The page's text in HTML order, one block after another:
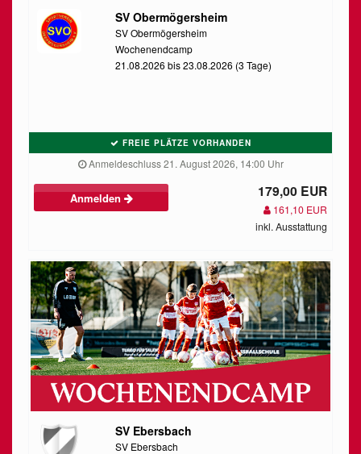
SV Obermögersheim
SV Obermögersheim
Wochenendcamp
21.08.2026 bis 23.08.2026 (3 Tage)
FREIE PLÄTZE VORHANDEN
Anmeldeschluss 21. August 2026, 14:00 Uhr
Anmelden 179,00 EUR
161,10 EUR
inkl. Ausstattung
SV Ebersbach
SV Ebersbach